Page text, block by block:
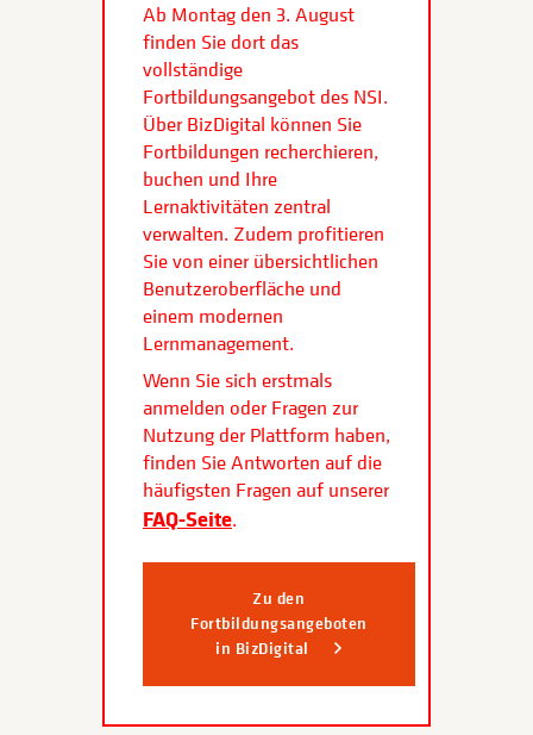
Ab Montag den 3. August
finden Sie dort das
vollständige
Fortbildungsangebot des NSI.
Über BizDigital können Sie
Fortbildungen recherchieren,
buchen und Ihre
Lernaktivitäten zentral
verwalten. Zudem profitieren
Sie von einer übersichtlichen
Benutzeroberfläche und
einem modernen
Lernmanagement.
Wenn Sie sich erstmals
anmelden oder Fragen zur
Nutzung der Plattform haben,
finden Sie Antworten auf die
häufigsten Fragen auf unserer
FAQ-Seite.
Zu den
Fortbildungsangeboten
in BizDigital